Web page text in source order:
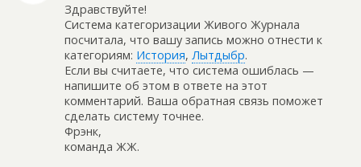
Здравствуйте!
Система категоризации Живого Журнала
посчитала, что вашу запись можно отнести к
категориям: История, Лытдыбр.
Если вы считаете, что система ошиблась —
напишите об этом в ответе на этот
комментарий. Ваша обратная связь поможет
сделать систему точнее.
Фрэнк,
команда ЖЖ.